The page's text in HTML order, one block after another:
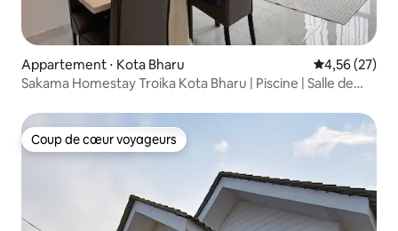
Appartement ⋅ Kota Bharu Évaluation
4,56 (27)
Sakama Homestay Troika Kota Bharu | Piscine | Salle de
Coup de cœur voyageurs
Coup de cœur voyageurs